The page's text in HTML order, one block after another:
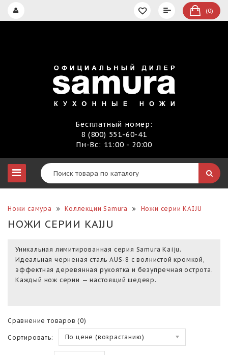
(0)
Бесплатный номер:
8 (800) 551-60-41
Пн-Вс: 11:00 - 20:00
Ножи самура Коллекции Samura Ножи серии KAIJU
НОЖИ СЕРИИ KAIJU
Уникальная лимитированная серия Samura Kaiju.
Идеальная черненая сталь AUS-8 с волнистой кромкой,
эффектная деревянная рукоятка и безупречная острота.
Каждый нож серии — настоящий шедевр.
Сравнение товаров (0)
Сортировать: По цене (возрастанию)